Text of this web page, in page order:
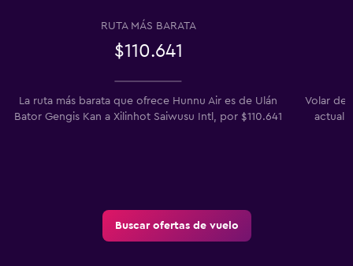
RUTA MÁS BARATA
$110.641
La ruta más barata que ofrece Hunnu Air es de Ulán
Bator Gengis Kan a Xilinhot Saiwusu Intl, por $110.641
Volar de
Buscar ofertas de vuelo